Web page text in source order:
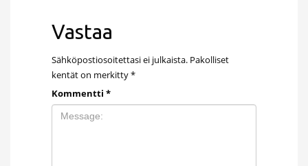
Vastaa
Sähköpostiosoitettasi ei julkaista. Pakolliset
kentät on merkitty*
Kommentti *